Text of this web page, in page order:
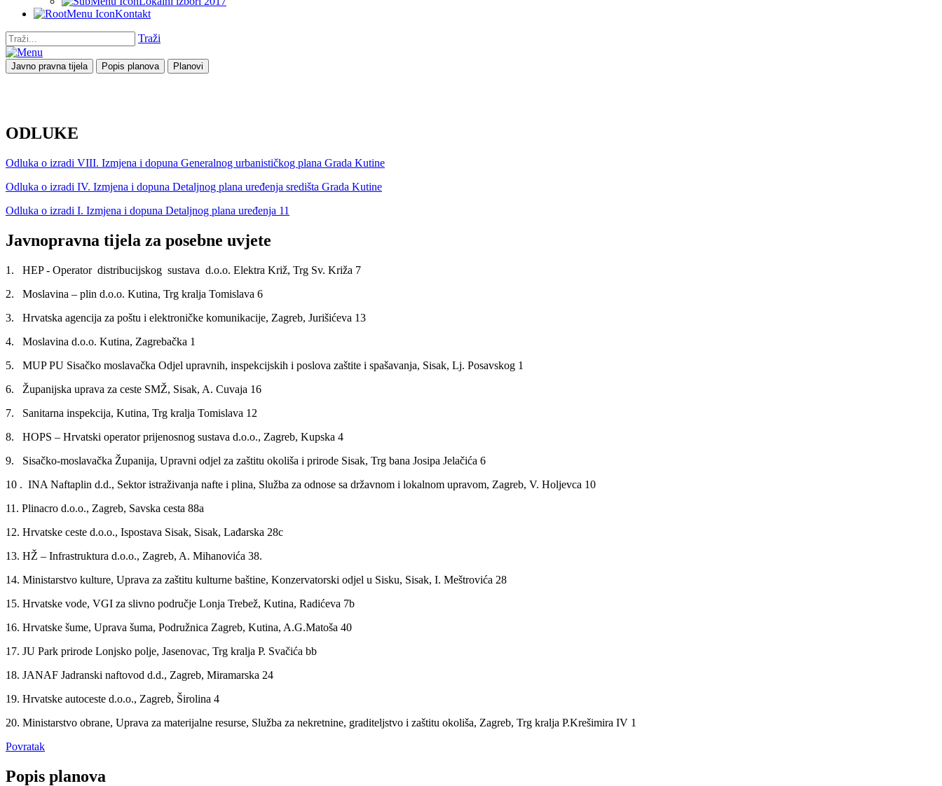
Kontakt
Traži
Javno pravna tijela Popis planova Planovi
ODLUKE
Odluka o izradi VIII. Izmjena i dopuna Generalnog urbanističkog plana Grada Kutine
Odluka o izradi IV. Izmjena i dopuna Detaljnog plana uređenja središta Grada Kutine
Odluka o izradi I. Izmjena i dopuna Detaljnog plana uređenja 11
Javnopravna tijela za posebne uvjete
1. HEP - Operator distribucijskog sustava d.o.o. Elektra Križ, Trg Sv. Križa 7
2. Moslavina – plin d.o.o. Kutina, Trg kralja Tomislava 6
3. Hrvatska agencija za poštu i elektroničke komunikacije, Zagreb, Jurišićeva 13
4. Moslavina d.o.o. Kutina, Zagrebačka 1
5. MUP PU Sisačko moslavačka Odjel upravnih, inspekcijskih i poslova zaštite i spašavanja, Sisak, Lj. Posavskog 1
6. Županijska uprava za ceste SMŽ, Sisak, A. Cuvaja 16
7. Sanitarna inspekcija, Kutina, Trg kralja Tomislava 12
8. HOPS – Hrvatski operator prijenosnog sustava d.o.o., Zagreb, Kupska 4
9. Sisačko-moslavačka Županija, Upravni odjel za zaštitu okoliša i prirode Sisak, Trg bana Josipa Jelačića 6
10 . INA Naftaplin d.d., Sektor istraživanja nafte i plina, Služba za odnose sa državnom i lokalnom upravom, Zagreb, V. Holjevca 10
11. Plinacro d.o.o., Zagreb, Savska cesta 88a
12. Hrvatske ceste d.o.o., Ispostava Sisak, Sisak, Lađarska 28c
13. HŽ – Infrastruktura d.o.o., Zagreb, A. Mihanovića 38.
14. Ministarstvo kulture, Uprava za zaštitu kulturne baštine, Konzervatorski odjel u Sisku, Sisak, I. Meštrovića 28
15. Hrvatske vode, VGI za slivno područje Lonja Trebež, Kutina, Radićeva 7b
16. Hrvatske šume, Uprava šuma, Podružnica Zagreb, Kutina, A.G.Matoša 40
17. JU Park prirode Lonjsko polje, Jasenovac, Trg kralja P. Svačića bb
18. JANAF Jadranski naftovod d.d., Zagreb, Miramarska 24
19. Hrvatske autoceste d.o.o., Zagreb, Širolina 4
20. Ministarstvo obrane, Uprava za materijalne resurse, Služba za nekretnine, graditeljstvo i zaštitu okoliša, Zagreb, Trg kralja P.Krešimira IV 1
Povratak
Popis planova